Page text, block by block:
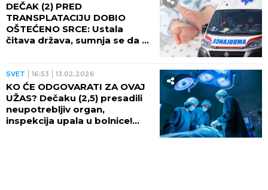
DEČAK (2) PRED
TRANSPLATACIJU DOBIO
OŠTEĆENO SRCE: Ustala
čitava država, sumnja se da se
SVET 16:53 13.02.2026
KO ĆE ODGOVARATI ZA OVAJ
UŽAS? Dečaku (2,5) presadili
neupotrebljiv organ,
inspekcija upala u bolnice!